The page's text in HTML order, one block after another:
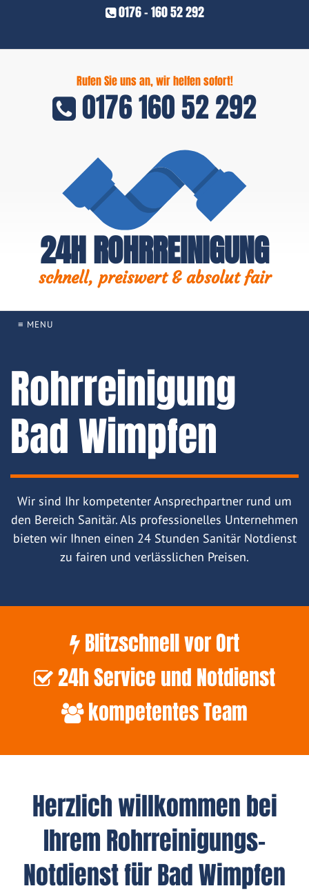
0176 - 160 52 292
Rufen Sie uns an, wir helfen sofort!
0176 160 52 292
24H ROHRREINIGUNG
schnell, preiswert & absolut fair
≡ MENU
Rohrreinigung
Bad Wimpfen
Wir sind Ihr kompetenter Ansprechpartner rund um
den Bereich Sanitär. Als professionelles Unternehmen
bieten wir Ihnen einen 24 Stunden Sanitär Notdienst
zu fairen und verlässlichen Preisen.
Blitzschnell vor Ort
24h Service und Notdienst
kompetentes Team
Herzlich willkommen bei
Ihrem Rohrreinigungs-
Notdienst für Bad Wimpfen